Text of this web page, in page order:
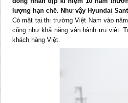
lượng hạn chế. Như vậy Hyundai
Có mặt tại thị trường Việt Nam vào
cũng như khả năng vận hành ưu việt.
khách hàng Việt.